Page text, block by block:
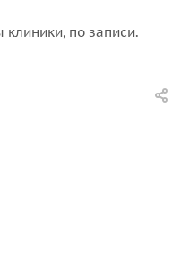
по записи.